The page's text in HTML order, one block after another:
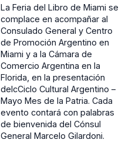
La Feria del Libro de Miami se
complace en acompañar al
Consulado General y Centro
de Promoción Argentino en
Miami y a la Cámara de
Comercio Argentina en la
Florida, en la presentación
delcCiclo Cultural Argentino –
Mayo Mes de la Patria. Cada
evento contará con palabras
de bienvenida del Cónsul
General Marcelo Gilardoni.